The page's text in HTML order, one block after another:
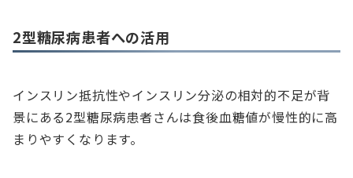
2型糖尿病患者への活用
インスリン抵抗性やインスリン分泌の相対的不足が背
景にある2型糖尿病患者さんは食後血糖値が慢性的に高
まりやすくなります。